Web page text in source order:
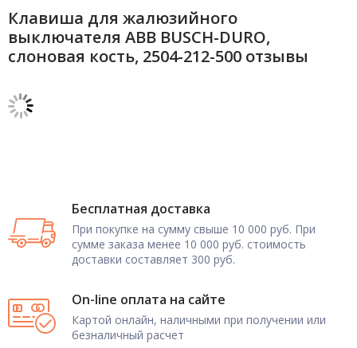
Клавиша для жалюзийного
выключателя ABB BUSCH-DURO,
слоновая кость, 2504-212-500 отзывы
Бесплатная доставка
При покупке на сумму свыше 10 000 руб. При
сумме заказа менее 10 000 руб. стоимость
доставки составляет 300 руб.
On-line оплата на сайте
Картой онлайн, наличными при получении или
безналичный расчет